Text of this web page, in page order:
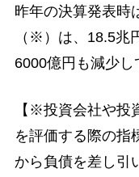
昨年の決算発表時
（※）は、18.5兆
6000億円も減少し
【※投資会社や投
を評価する際の指
から負債を差し引